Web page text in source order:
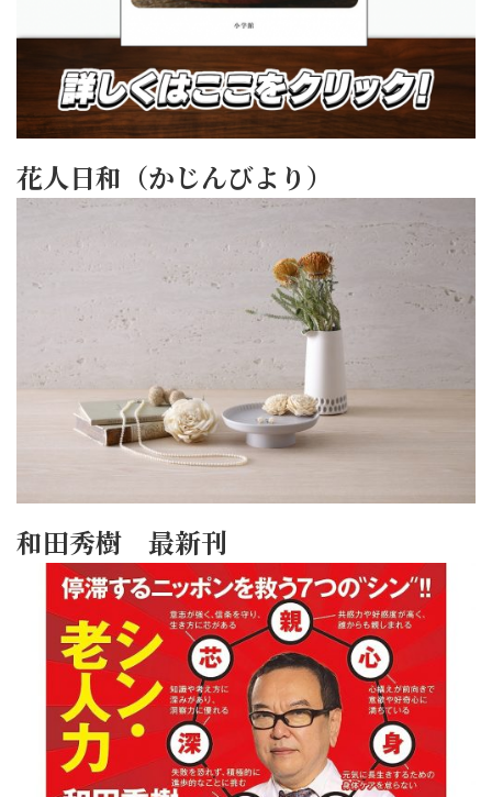
花人日和（かじんびより）
和田秀樹 最新刊